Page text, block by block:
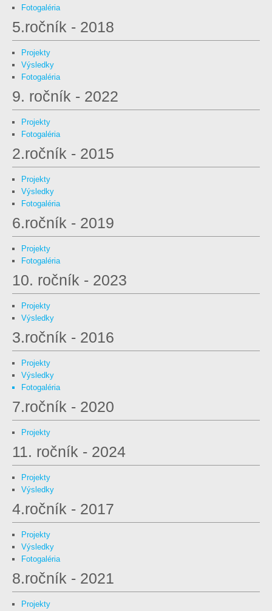
Fotogaléria
5.ročník - 2018
Projekty
Výsledky
Fotogaléria
9. ročník - 2022
Projekty
Fotogaléria
2.ročník - 2015
Projekty
Výsledky
Fotogaléria
6.ročník - 2019
Projekty
Fotogaléria
10. ročník - 2023
Projekty
Výsledky
3.ročník - 2016
Projekty
Výsledky
Fotogaléria
7.ročník - 2020
Projekty
11. ročník - 2024
Projekty
Výsledky
4.ročník - 2017
Projekty
Výsledky
Fotogaléria
8.ročník - 2021
Projekty